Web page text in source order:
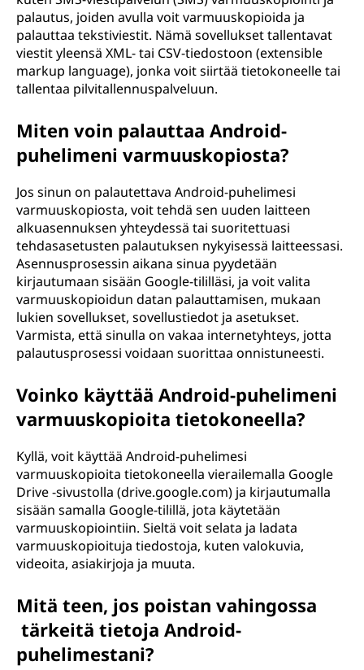
palautus, joiden avulla voit varmuuskopioida ja
palauttaa tekstiviestit. Nämä sovellukset tallentavat
viestit yleensä XML- tai CSV-tiedostoon (extensible
markup language), jonka voit siirtää tietokoneelle tai
tallentaa pilvitallennuspalveluun.
Miten voin palauttaa Android-
puhelimeni varmuuskopiosta?
Jos sinun on palautettava Android-puhelimesi
varmuuskopiosta, voit tehdä sen uuden laitteen
alkuasennuksen yhteydessä tai suoritettuasi
tehdasasetusten palautuksen nykyisessä laitteessasi.
Asennusprosessin aikana sinua pyydetään
kirjautumaan sisään Google-tililläsi, ja voit valita
varmuuskopioidun datan palauttamisen, mukaan
lukien sovellukset, sovellustiedot ja asetukset.
Varmista, että sinulla on vakaa internetyhteys, jotta
palautusprosessi voidaan suorittaa onnistuneesti.
Voinko käyttää Android-puhelimeni
varmuuskopioita tietokoneella?
Kyllä, voit käyttää Android-puhelimesi
varmuuskopioita tietokoneella vierailemalla Google
Drive -sivustolla (drive.google.com) ja kirjautumalla
sisään samalla Google-tilillä, jota käytetään
varmuuskopiointiin. Sieltä voit selata ja ladata
varmuuskopioituja tiedostoja, kuten valokuvia,
videoita, asiakirjoja ja muuta.
Mitä teen, jos poistan vahingossa
tärkeitä tietoja Android-
puhelimestani?